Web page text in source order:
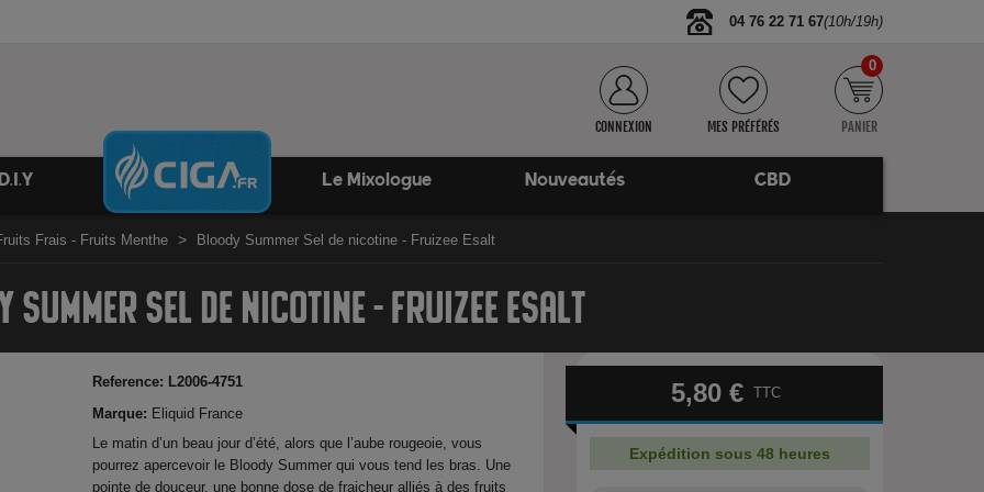
04 76 22 71 67(10h/19h)
CONNEXION MES PRÉFÉRÉS PANIER
0
Le Mixologue Nouveautés CBD
Frais - Fruits Menthe Bloody Summer Sel de nicotine - Fruizee Esalt
SUMMER SEL DE NICOTINE - FRUIZEE ESALT
Reference: L2006-4751
Marque: Eliquid France
Le matin d’un beau jour d’été, alors que l’aube rougeoie, vous
pourrez apercevoir le Bloody Summer qui vous tend les bras. Une
pointe de douceur, une bonne dose de fraicheur alliés à des fruits
5,80 € TTC
Expédition sous 48 heures